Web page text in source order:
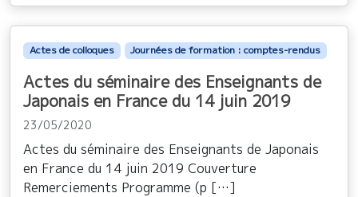
Actes de colloques Journées de formation : comptes-rendus
Actes du séminaire des Enseignants de
Japonais en France du 14 juin 2019
23/05/2020
Actes du séminaire des Enseignants de Japonais
en France du 14 juin 2019 Couverture
Remerciements Programme (p […]